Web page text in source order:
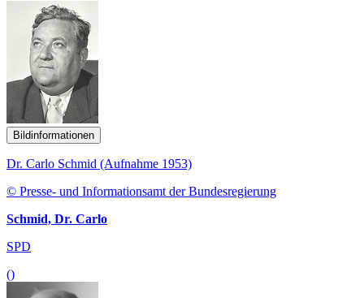
Bildinformationen
Dr. Carlo Schmid (Aufnahme 1953)
© Presse- und Informationsamt der Bundesregierung
Schmid, Dr. Carlo
SPD
()